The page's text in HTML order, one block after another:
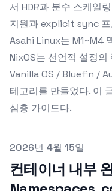
서 HDR과 분수 스케일
지원과 explicit sync 프
Asahi Linux는 M1~M4
NixOS는 선언적 설정
Vanilla OS / Bluefin /
테고리를 만들었다. 이
심층 가이드다.
Published on
2026년 4월 15일
컨테이너 내부